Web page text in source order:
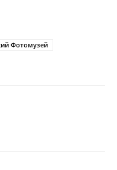
Фотомузей